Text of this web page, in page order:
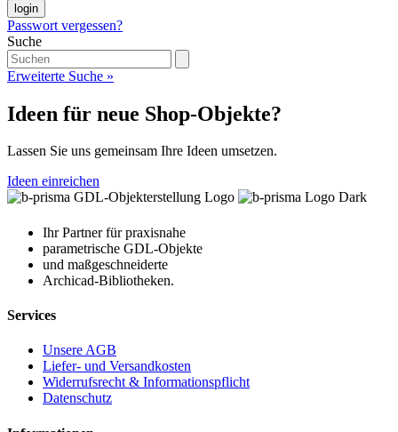
login
Passwort vergessen?
Suche
Erweiterte Suche »
Ideen für neue Shop-Objekte?
Lassen Sie uns gemeinsam Ihre Ideen umsetzen.
Ideen einreichen
Ihr Partner für praxisnahe
parametrische GDL-Objekte
und maßgeschneiderte
Archicad-Bibliotheken.
Services
Unsere AGB
Liefer- und Versandkosten
Widerrufsrecht & Informationspflicht
Datenschutz